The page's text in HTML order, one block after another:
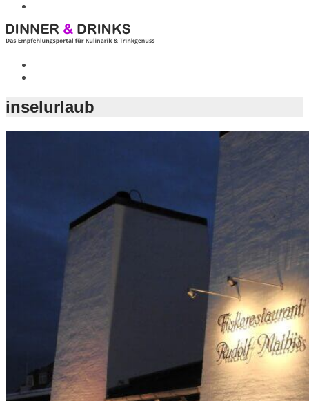
inselurlaub